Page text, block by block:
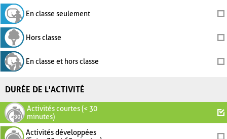
En classe seulement
Hors classe
En classe et hors classe
DURÉE DE L'ACTIVITÉ
Activités courtes (< 30
minutes)
Activités développées